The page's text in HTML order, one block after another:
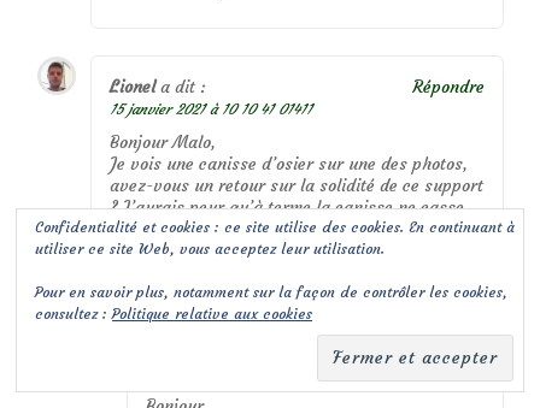
Lionel a dit :
15 janvier 2021 à 10 10 41 01411
Bonjour Malo,
Je vois une canisse d’osier sur une des photos,
avez-vous un retour sur la solidité de ce support
? J’aurais peur qu’à terme la canisse ne casse
ou plie sous le poids du jasmin…
Merci !
Répondre
Répondre
Confidentialité et cookies : ce site utilise des cookies. En continuant à
utiliser ce site Web, vous acceptez leur utilisation.
Pour en savoir plus, notamment sur la façon de contrôler les cookies,
consultez :Politique relative aux cookies